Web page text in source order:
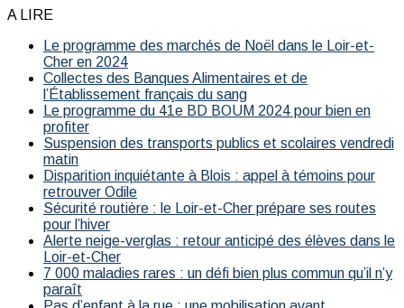
A LIRE
Le programme des marchés de Noël dans le Loir-et-
Cher en 2024
Collectes des Banques Alimentaires et de
l’Établissement français du sang
Le programme du 41e BD BOUM 2024 pour bien en
profiter
Suspension des transports publics et scolaires vendredi
matin
Disparition inquiétante à Blois : appel à témoins pour
retrouver Odile
Sécurité routière : le Loir-et-Cher prépare ses routes
pour l’hiver
Alerte neige-verglas : retour anticipé des élèves dans le
Loir-et-Cher
7 000 maladies rares : un défi bien plus commun qu’il n’y
paraît